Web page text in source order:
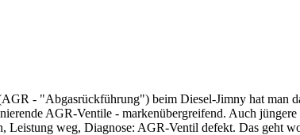
- "Abgasrückführung") beim Diesel-Jimny hat man
AGR-Ventile - markenübergreifend. Auch
Leistung weg, Diagnose: AGR-Ventil defekt. Das geht